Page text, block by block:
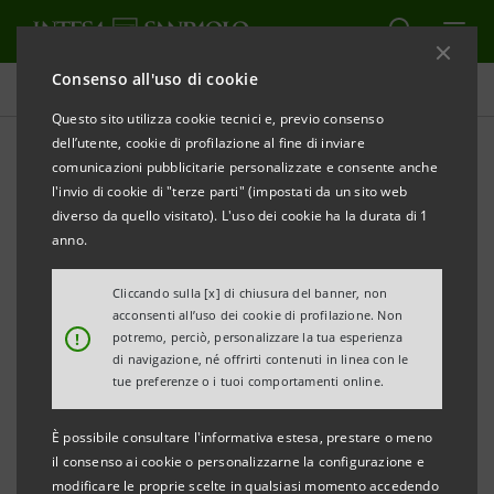
Consenso all'uso di cookie
Questo sito utilizza cookie tecnici e, previo consenso
dell’utente, cookie di profilazione al fine di inviare
comunicazioni pubblicitarie personalizzate e consente anche
l'invio di cookie di "terze parti" (impostati da un sito web
diverso da quello visitato). L'uso dei cookie ha la durata di 1
anno.
!
Cliccando sulla [x] di chiusura del banner, non
acconsenti all’uso dei cookie di profilazione. Non
potremo, perciò, personalizzare la tua esperienza
di navigazione, né offrirti contenuti in linea con le
tue preferenze o i tuoi comportamenti online.
È possibile consultare l'informativa estesa, prestare o meno
il consenso ai cookie o personalizzarne la configurazione e
modificare le proprie scelte in qualsiasi momento accedendo
Governance
Domande azionisti ex art.
127-ter TUF e risposte
AGGIORNA
dell’art. 127-terdel D.lgs. 58/1998, le domande
presentate da azionisti di Intesa Sanpaolo in